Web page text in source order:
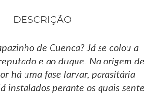
DESCRIÇÃO
de Cuenca? Já se colou a
e ao duque. Na origem de
há uma fase larvar, parasitária
instalados perante os quais sente